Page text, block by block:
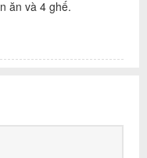
ăn và 4 ghế.